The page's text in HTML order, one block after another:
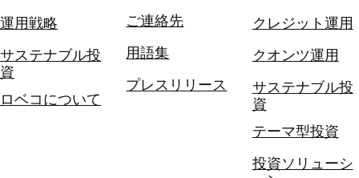
運用戦略
サステナブル投
資
ロベコについて
ご連絡先
用語集
プレスリリース
クレジット運用
クオンツ運用
サステナブル投
資
テーマ型投資
投資ソリューシ